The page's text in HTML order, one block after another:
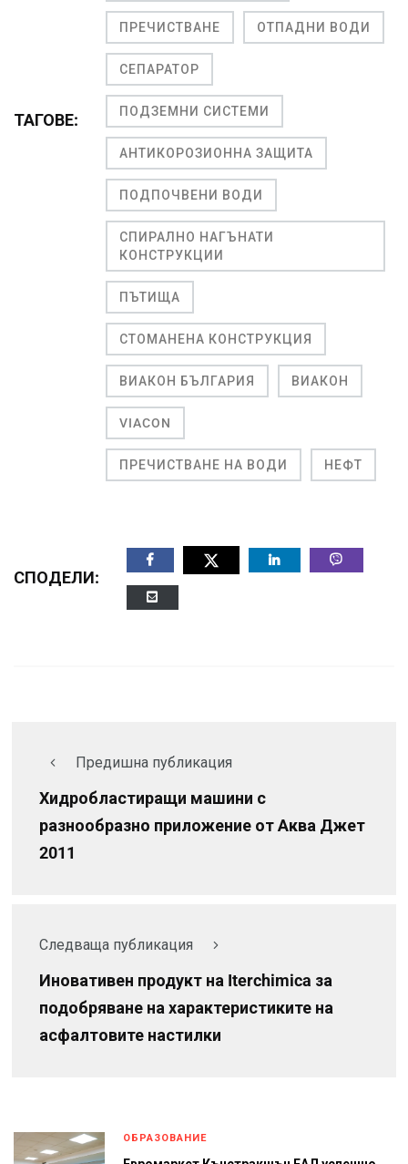
ТАГОВЕ:
ПРЕЧИСТВАНЕ ОТПАДНИ ВОДИ
СЕПАРАТОР
ПОДЗЕМНИ СИСТЕМИ
АНТИКОРОЗИОННА ЗАЩИТА
ПОДПОЧВЕНИ ВОДИ
СПИРАЛНО НАГЪНАТИ
КОНСТРУКЦИИ
ПЪТИЩА
СТОМАНЕНА КОНСТРУКЦИЯ
ВИАКОН БЪЛГАРИЯ ВИАКОН
VIACON
ПРЕЧИСТВАНЕ НА ВОДИ НЕФТ
СПОДЕЛИ:
Предишна публикация
Хидробластиращи машини с
разнообразно приложение от Аква Джет
2011
Следваща публикация
Иновативен продукт на Iterchimica за
подобряване на характеристиките на
асфалтовите настилки
ОБРАЗОВАНИЕ